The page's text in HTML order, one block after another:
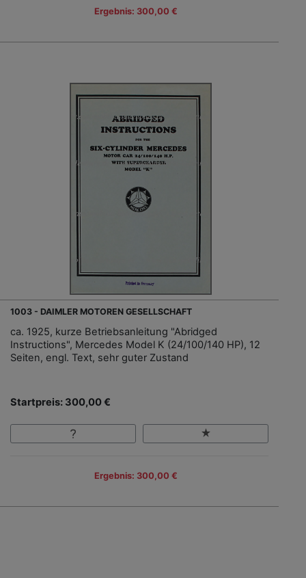
Ergebnis: 300,00 €
1003 - DAIMLER MOTOREN GESELLSCHAFT
ca. 1925, kurze Betriebsanleitung "Abridged
Instructions", Mercedes Model K (24/100/140 HP), 12
Seiten, engl. Text, sehr guter Zustand
Startpreis: 300,00 €
Ergebnis: 300,00 €